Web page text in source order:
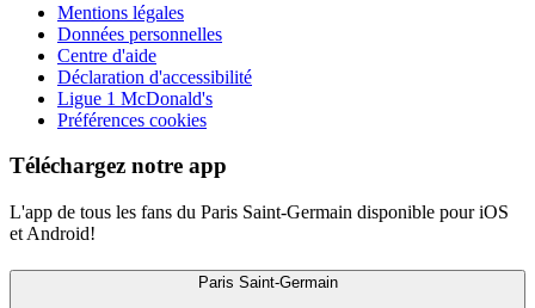
Mentions légales
Données personnelles
Centre d'aide
Déclaration d'accessibilité
Ligue 1 McDonald's
Préférences cookies
Téléchargez notre app
L'app de tous les fans du Paris Saint-Germain disponible pour iOS
et Android!
Paris Saint-Germain